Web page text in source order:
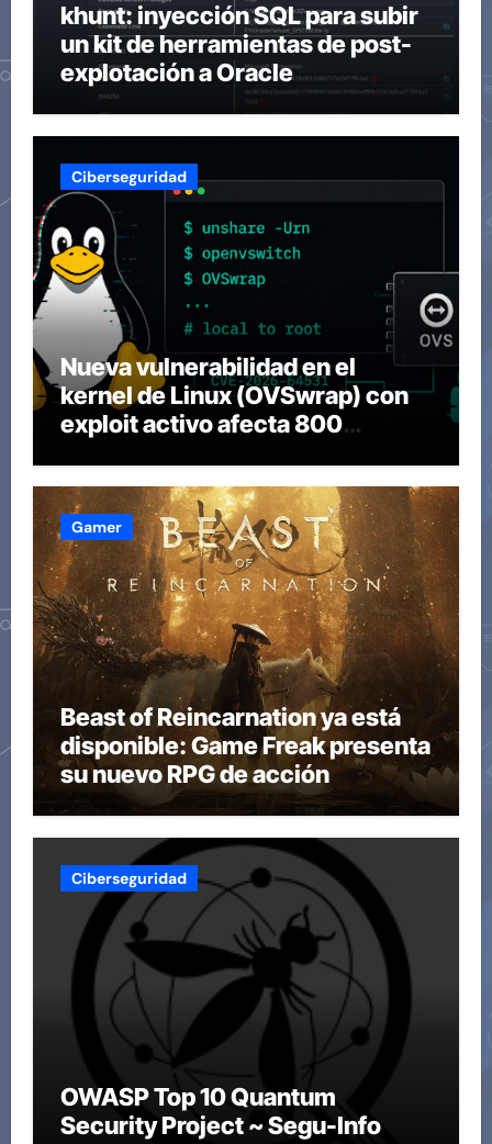
khunt: inyección SQL para subir
un kit de herramientas de post-
explotación a Oracle
Ciberseguridad
Nueva vulnerabilidad en el
kernel de Linux (OVSwrap) con
exploit activo afecta 800
Gamer
Beast of Reincarnation ya está
disponible: Game Freak presenta
su nuevo RPG de acción
Ciberseguridad
OWASP Top 10 Quantum
Security Project ~ Segu-Info